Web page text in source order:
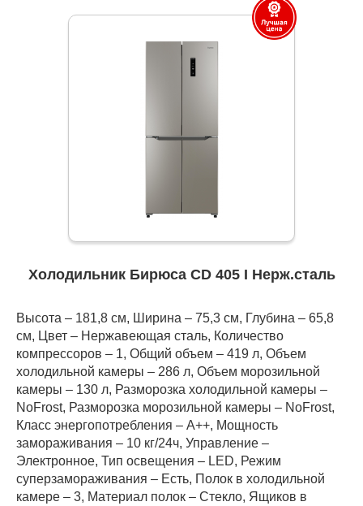
Холодильник Бирюса CD 405 I Нерж.сталь
Высота – 181,8 см, Ширина – 75,3 см, Глубина – 65,8
см, Цвет – Нержавеющая сталь, Количество
компрессоров – 1, Общий объем – 419 л, Объем
холодильной камеры – 286 л, Объем морозильной
камеры – 130 л, Разморозка холодильной камеры –
NoFrost, Разморозка морозильной камеры – NoFrost,
Класс энергопотребления – А++, Мощность
замораживания – 10 кг/24ч, Управление –
Электронное, Тип освещения – LED, Режим
суперзамораживания – Есть, Полок в холодильной
камере – 3, Материал полок – Стекло, Ящиков в